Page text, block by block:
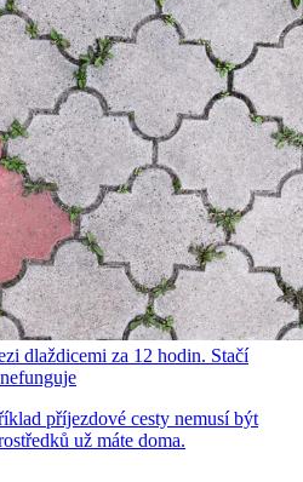
dlaždicemi za 12 hodin. Stačí
příjezdové cesty nemusí být
už máte doma.